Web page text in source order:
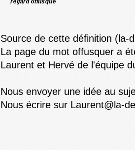
Source de cette définition (la-
La page du mot offusquer a
Laurent et Hervé de l'équipe
Nous envoyer une idée au
Nous écrire sur Laurent@la-